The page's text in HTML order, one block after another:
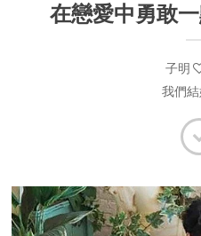
在戀愛中勇敢
子明
我們結